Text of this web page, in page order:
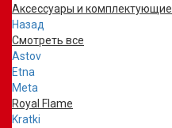
Аксессуары и комплектующие
Назад
Смотреть все
Astov
Etna
Meta
Royal Flame
Kratki